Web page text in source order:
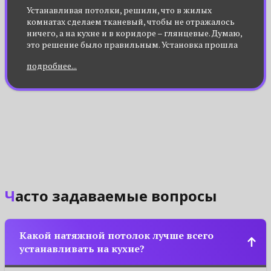
Устанавливая потолки, решили, что в жилых
комнатах сделаем тканевый, чтобы не отражалось
ничего, а на кухне и в коридоре – глянцевые. Думаю,
это решение было правильным. Установка прошла
сказать сложно. Лично мне больше нравятся
подробнее...
Часто задаваемые вопросы
Какой натяжной потолок лучше всего
устанавливать на кухне?